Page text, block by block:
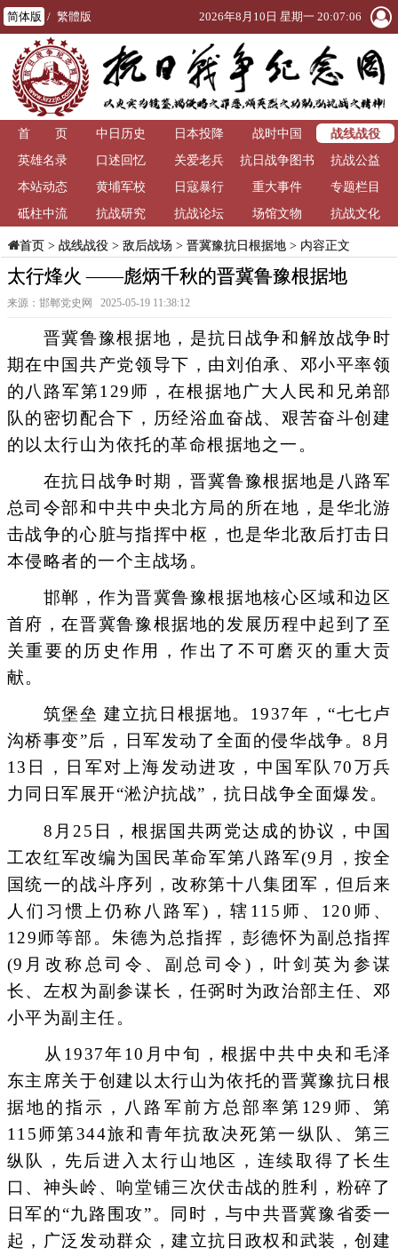
简体版 / 繁體版 2026年8月10日 星期一 20:07:07
首 页 中日历史 日本投降 战时中国
战线战役
英雄名录
口述回忆 关爱老兵
抗日战争图书
馆
抗战公益
本站动态
黄埔军校 日寇暴行 重大事件
专题栏目
砥柱中流
抗战研究 抗战论坛 场馆文物 抗战文化
首页> 战线战役> 敌后战场 > 晋冀豫抗日根据地> 内容正文
太行烽火 ——彪炳千秋的晋冀鲁豫根据地
来源：邯郸党史网 2025-05-19 11:38:12
晋冀鲁豫根据地，是抗日战争和解放战争时
期在中国共产党领导下，由刘伯承、邓小平率领
的八路军第129师，在根据地广大人民和兄弟部
队的密切配合下，历经浴血奋战、艰苦奋斗创建
的以太行山为依托的革命根据地之一。
在抗日战争时期，晋冀鲁豫根据地是八路军
总司令部和中共中央北方局的所在地，是华北游
击战争的心脏与指挥中枢，也是华北敌后打击日
本侵略者的一个主战场。
邯郸，作为晋冀鲁豫根据地核心区域和边区
首府，在晋冀鲁豫根据地的发展历程中起到了至
关重要的历史作用，作出了不可磨灭的重大贡
献。
筑堡垒 建立抗日根据地。1937年，“七七卢
沟桥事变”后，日军发动了全面的侵华战争。8月
13日，日军对上海发动进攻，中国军队70万兵
力同日军展开“淞沪抗战”，抗日战争全面爆发。
8月25日，根据国共两党达成的协议，中国
工农红军改编为国民革命军第八路军(9月，按全
国统一的战斗序列，改称第十八集团军，但后来
人们习惯上仍称八路军)，辖115师、120师、
129师等部。朱德为总指挥，彭德怀为副总指挥
(9月改称总司令、副总司令)，叶剑英为参谋
长、左权为副参谋长，任弼时为政治部主任、邓
小平为副主任。
从1937年10月中旬，根据中共中央和毛泽
东主席关于创建以太行山为依托的晋冀豫抗日根
据地的指示，八路军前方总部率第129师、第
115师第344旅和青年抗敌决死第一纵队、第三
纵队，先后进入太行山地区，连续取得了长生
口、神头岭、响堂铺三次伏击战的胜利，粉碎了
日军的“九路围攻”。同时，与中共晋冀豫省委一
起，广泛发动群众，建立抗日政权和武装，创建